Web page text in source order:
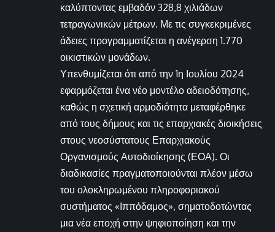
καλύπτοντας εμβαδόν 328,8 χιλιάδων
τετραγωνικών μέτρων. Με τις συγκεκριμένες
άδειες προγραμματίζεται η ανέγερση 1.770
οικιστικών μονάδων.
Υπενθυμίζεται ότι από την 1η Ιουλίου 2024
εφαρμόζεται ένα νέο μοντέλο αδειοδότησης,
καθώς η σχετική αρμοδιότητα μεταφέρθηκε
από τους δήμους και τις επαρχιακές διοικήσεις
στους νεοσύστατους Επαρχιακούς
Οργανισμούς Αυτοδιοίκησης (ΕΟΑ). Οι
διαδικασίες πραγματοποιούνται πλέον μέσω
του ολοκληρωμένου πληροφοριακού
συστήματος «Ιππόδαμος», σηματοδοτώντας
μια νέα εποχή στην ψηφιοποίηση και την